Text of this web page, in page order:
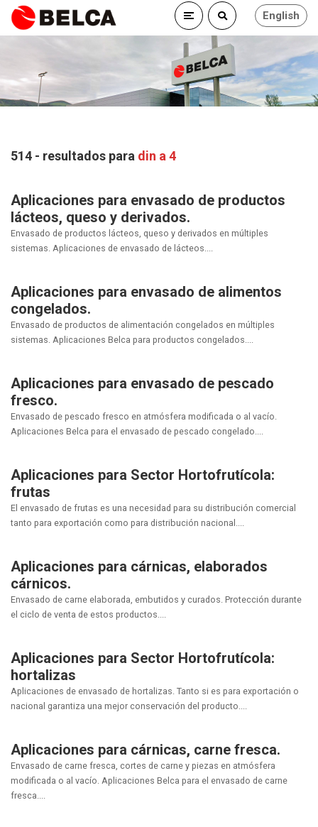
English
514 - resultados para din a 4
Aplicaciones para envasado de productos
lácteos, queso y derivados.
Envasado de productos lácteos, queso y derivados en múltiples
sistemas. Aplicaciones de envasado de lácteos....
Aplicaciones para envasado de alimentos
congelados.
Envasado de productos de alimentación congelados en múltiples
sistemas. Aplicaciones Belca para productos congelados....
Aplicaciones para envasado de pescado
fresco.
Envasado de pescado fresco en atmósfera modificada o al vacío.
Aplicaciones Belca para el envasado de pescado congelado....
Aplicaciones para Sector Hortofrutícola:
frutas
El envasado de frutas es una necesidad para su distribución comercial
tanto para exportación como para distribución nacional....
Aplicaciones para cárnicas, elaborados
cárnicos.
Envasado de carne elaborada, embutidos y curados. Protección durante
el ciclo de venta de estos productos....
Aplicaciones para Sector Hortofrutícola:
hortalizas
Aplicaciones de envasado de hortalizas. Tanto si es para exportación o
nacional garantiza una mejor conservación del producto....
Aplicaciones para cárnicas, carne fresca.
Envasado de carne fresca, cortes de carne y piezas en atmósfera
modificada o al vacío. Aplicaciones Belca para el envasado de carne
fresca....